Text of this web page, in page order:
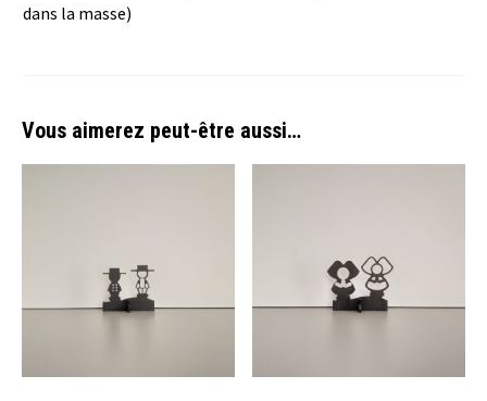
dans la masse)
Vous aimerez peut-être aussi…